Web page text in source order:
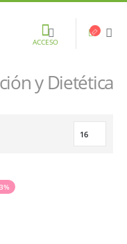
ACCESO
y Dietética